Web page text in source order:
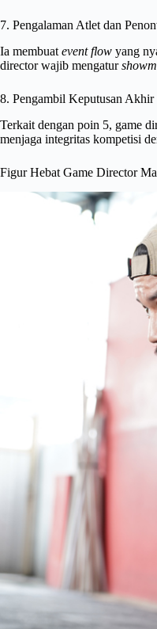
7. Pengalaman Atlet dan
Ia membuat event flow yang
director wajib mengatur
8. Pengambil Keputusan Akhir
Terkait dengan poin 5, game
menjaga integritas kompetisi
Figur Hebat Game Director